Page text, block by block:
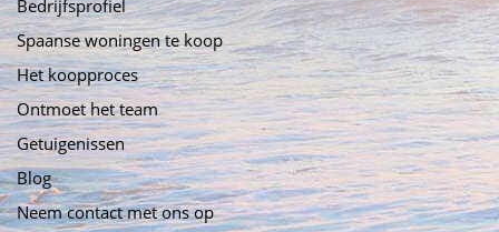
Bedrijfsprofiel
Spaanse woningen te koop
Het koopproces
Ontmoet het team
Getuigenissen
Blog
Neem contact met ons op